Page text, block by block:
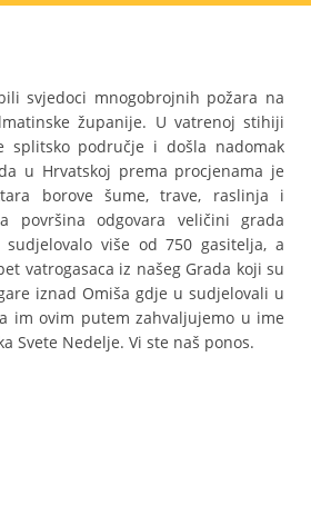
svjedoci mnogobrojnih požara na
županije. U vatrenoj stihiji
splitsko područje i došla nadomak
u Hrvatskoj prema procjenama je
borove šume, trave, raslinja i
površina odgovara veličini grada
više od 750 gasitelja, a
vatrogasaca iz našeg Grada koji su
iznad Omiša gdje u sudjelovali u
im ovim putem zahvaljujemo u ime
Svete Nedelje. Vi ste naš ponos.